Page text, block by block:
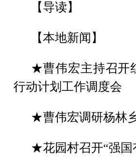
【导读】
【本地新闻】
★曹伟宏主持召开
行动计划工作调度会
★曹伟宏调研杨林
★花园村召开“强国